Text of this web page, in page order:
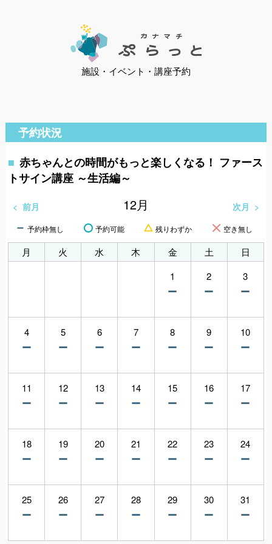
施設・イベント・講座予約
予約状況
赤ちゃんとの時間がもっと楽しくなる！ ファース
トサイン講座 ～生活編～
前月 12月 次月
予約枠無し 予約可能 残りわずか 空き無し
月 火 水 木 金 土
日
1
2 3
4 5 6 7 8 9 10
11 12 13 14 15 16 17
18 19 20 21 22 23 24
25 26 27 28 29 30 31